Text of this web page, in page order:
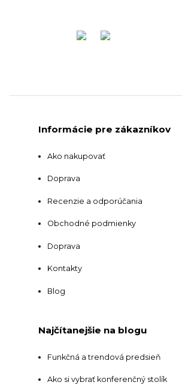
Informácie pre zákazníkov
Ako nakupovať
Doprava
Recenzie a odporúčania
Obchodné podmienky
Doprava
Kontakty
Blog
Najčítanejšie na blogu
Funkčná a trendová predsieň
Ako si vybrať konferenčný stolík